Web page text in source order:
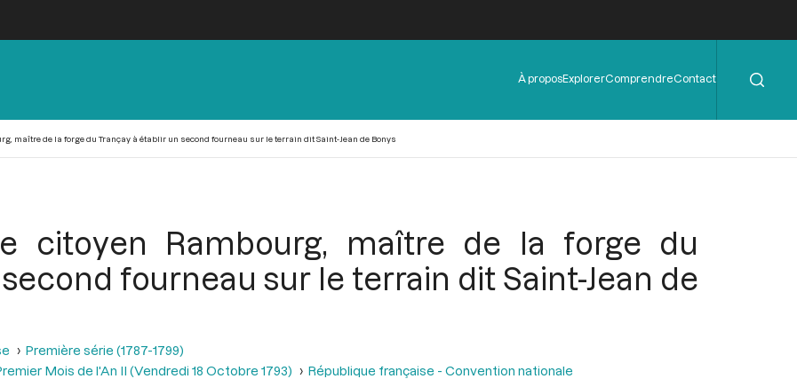
Menu
de
À proposExplorerComprendreContact
maître de la forge du Trançay à établir un second fourneau sur le terrain dit Saint-Jean de Bonys
citoyen Rambourg, maître de la forge du
fourneau sur le terrain dit Saint-Jean de
Première série (1787-1799)
Mois de l'An II (Vendredi 18 Octobre 1793)
République française - Convention nationale